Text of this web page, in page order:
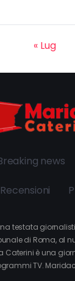
« Lug
news
Recensioni
testata
di Roma, al
Caterini è una
TV.